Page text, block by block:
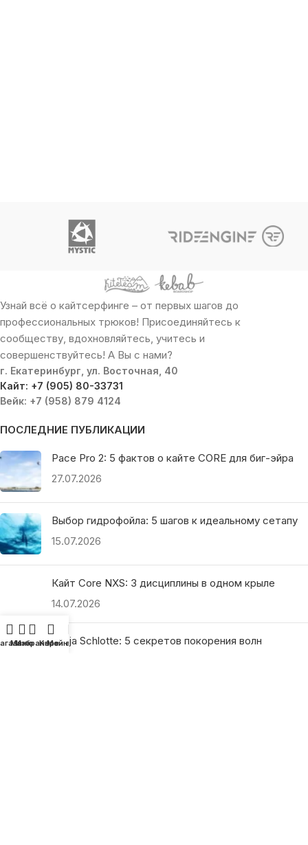
Узнай всё о кайтсерфинге – от первых шагов до
профессиональных трюков! Присоединяйтесь к
сообществу, вдохновляйтесь, учитесь и
совершенствуйтесь! А Вы с нами?
г. Екатеринбург, ул. Восточная, 40
Кайт: +7 (905) 80-33731
Вейк: +7 (958) 879 4124
ПОСЛЕДНИЕ ПУБЛИКАЦИИ
Pace Pro 2: 5 фактов о кайте CORE для биг-эйра
27.07.2026
Выбор гидрофойла: 5 шагов к идеальному сетапу
15.07.2026
Кайт Core NXS: 3 дисциплины в одном крыле
14.07.2026
Ranja Schlotte: 5 секретов покорения волн
Меню
Избранное
Корзина
Мой аккаунт